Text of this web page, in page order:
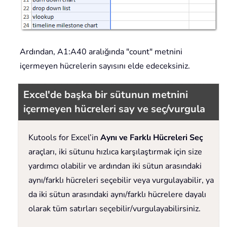
Ardından, A1:A40 aralığında "count" metnini
içermeyen hücrelerin sayısını elde edeceksiniz.
Excel'de başka bir sütunun metnini
içermeyen hücreleri say ve seç/vurgula
Kutools for Excel’in Aynı ve Farklı Hücreleri Seç
araçları, iki sütunu hızlıca karşılaştırmak için size
yardımcı olabilir ve ardından iki sütun arasındaki
aynı/farklı hücreleri seçebilir veya vurgulayabilir, ya
da iki sütun arasındaki aynı/farklı hücrelere dayalı
olarak tüm satırları seçebilir/vurgulayabilirsiniz.